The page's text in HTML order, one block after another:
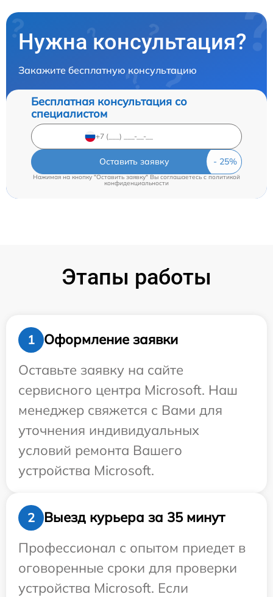
Нужна консультация?
Закажите бесплатную консультацию
Бесплатная консультация со
специалистом
Оставить заявку
Нажимая на кнопку "Оставить заявку" Вы соглашаетесь cполитикой
конфиденциальности
Этапы работы
1
Оформление заявки
Оставьте заявку на сайте
сервисного центра Microsoft. Наш
менеджер свяжется с Вами для
уточнения индивидуальных
условий ремонта Вашего
устройства Microsoft.
2
Выезд курьера за 35 минут
Профессионал с опытом приедет в
оговоренные сроки для проверки
устройства Microsoft. Если